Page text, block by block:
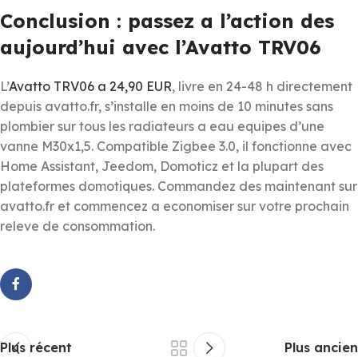
Conclusion : passez a l’action des
aujourd’hui avec l’Avatto TRV06
L’Avatto TRV06 a 24,90 EUR, livre en 24-48 h directement
depuis avatto.fr, s’installe en moins de 10 minutes sans
plombier sur tous les radiateurs a eau equipes d’une
vanne M30x1,5. Compatible Zigbee 3.0, il fonctionne avec
Home Assistant, Jeedom, Domoticz et la plupart des
plateformes domotiques. Commandez des maintenant sur
avatto.fr et commencez a economiser sur votre prochain
releve de consommation.
Plus récent Plus ancien